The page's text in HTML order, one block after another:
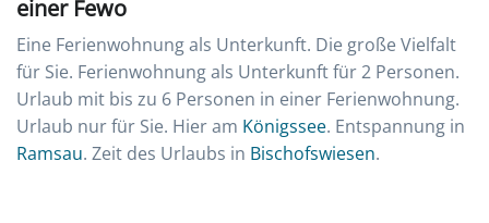
einer Fewo
Eine Ferienwohnung als Unterkunft. Die große Vielfalt
für Sie. Ferienwohnung als Unterkunft für 2 Personen.
Urlaub mit bis zu 6 Personen in einer Ferienwohnung.
Urlaub nur für Sie. Hier am Königssee. Entspannung in
Ramsau. Zeit des Urlaubs in Bischofswiesen.